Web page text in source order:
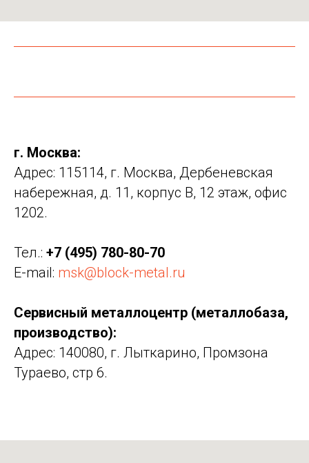
г. Москва:
Адрес: 115114, г. Москва, Дербеневская
набережная, д. 11, корпус В, 12 этаж, офис
1202.
Тел.: +7 (495) 780-80-70
E-mail: msk@block-metal.ru
Сервисный металлоцентр (металлобаза,
производство):
Адрес: 140080, г. Лыткарино, Промзона
Тураево, стр 6.